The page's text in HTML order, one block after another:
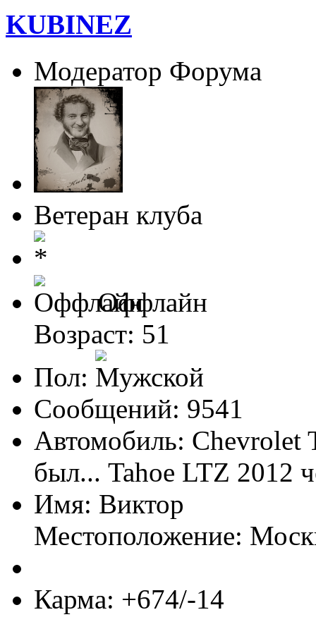
KUBINEZ
Модератор Форума
Ветеран клуба
Оффлайн
Возраст: 51
Пол:
Сообщений: 9541
Автомобиль: Chevrolet
был... Tahoe LTZ 2012
Имя: Виктор
Местоположение:
Карма: +674/-14